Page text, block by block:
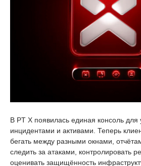
В PT X появилась единая консоль для
инцидентами и активами. Теперь
бегать между разными окнами,
следить за атаками, контролировать
оценивать защищённость